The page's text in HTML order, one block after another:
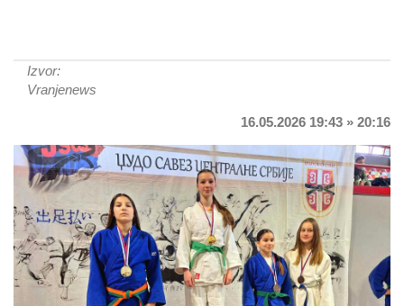
Izvor:
Vranjenews
16.05.2026 19:43 » 20:16